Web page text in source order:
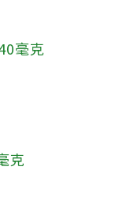
毫克
克